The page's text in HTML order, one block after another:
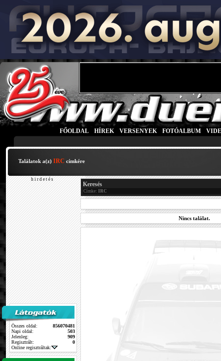
FŐOLDAL HÍREK VERSENYEK FOTÓALBUM
Találatok a(z)IRC címkére
h i r d e t é s
Összes oldal:
856070481
Napi oldal:
503
Jelenleg:
909
Regisztrált:
0
Online regisztráltak:
Keresés
Címke: IRC
Nincs találat.